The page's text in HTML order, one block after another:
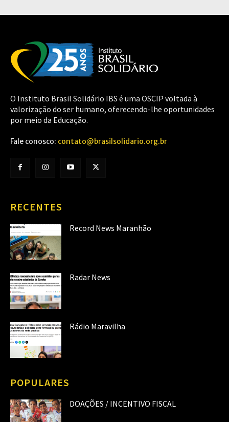
O Instituto Brasil Solidário IBS é uma OSCIP voltada à
valorização do ser humano, oferecendo-lhe oportunidades
por meio da Educação.
Fale conosco: contato@brasilsolidario.org.br
RECENTES
Record News Maranhão
Radar News
Rádio Maravilha
POPULARES
DOAÇÕES / INCENTIVO FISCAL